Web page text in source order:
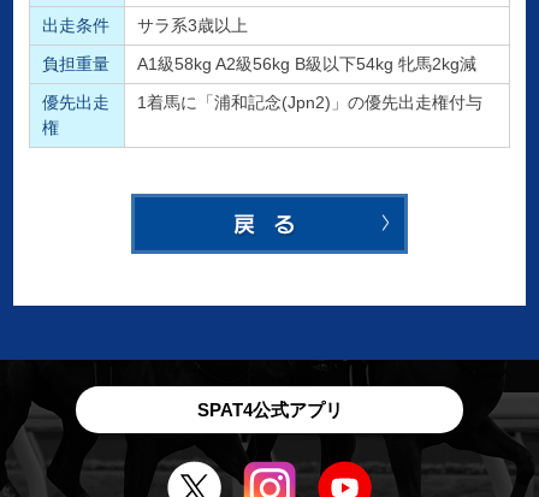
出走条件
サラ系3歳以上
負担重量
A1級58kg A2級56kg B級以下54kg 牝馬2kg減
優先出走
権
1着馬に「浦和記念(Jpn2)」の優先出走権付与
SPAT4公式アプリ